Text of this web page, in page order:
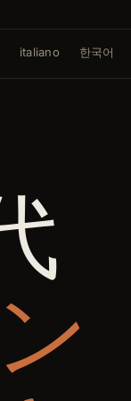
italiano 한국어